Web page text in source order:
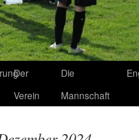
Der
Verein
Die
Mannschaft